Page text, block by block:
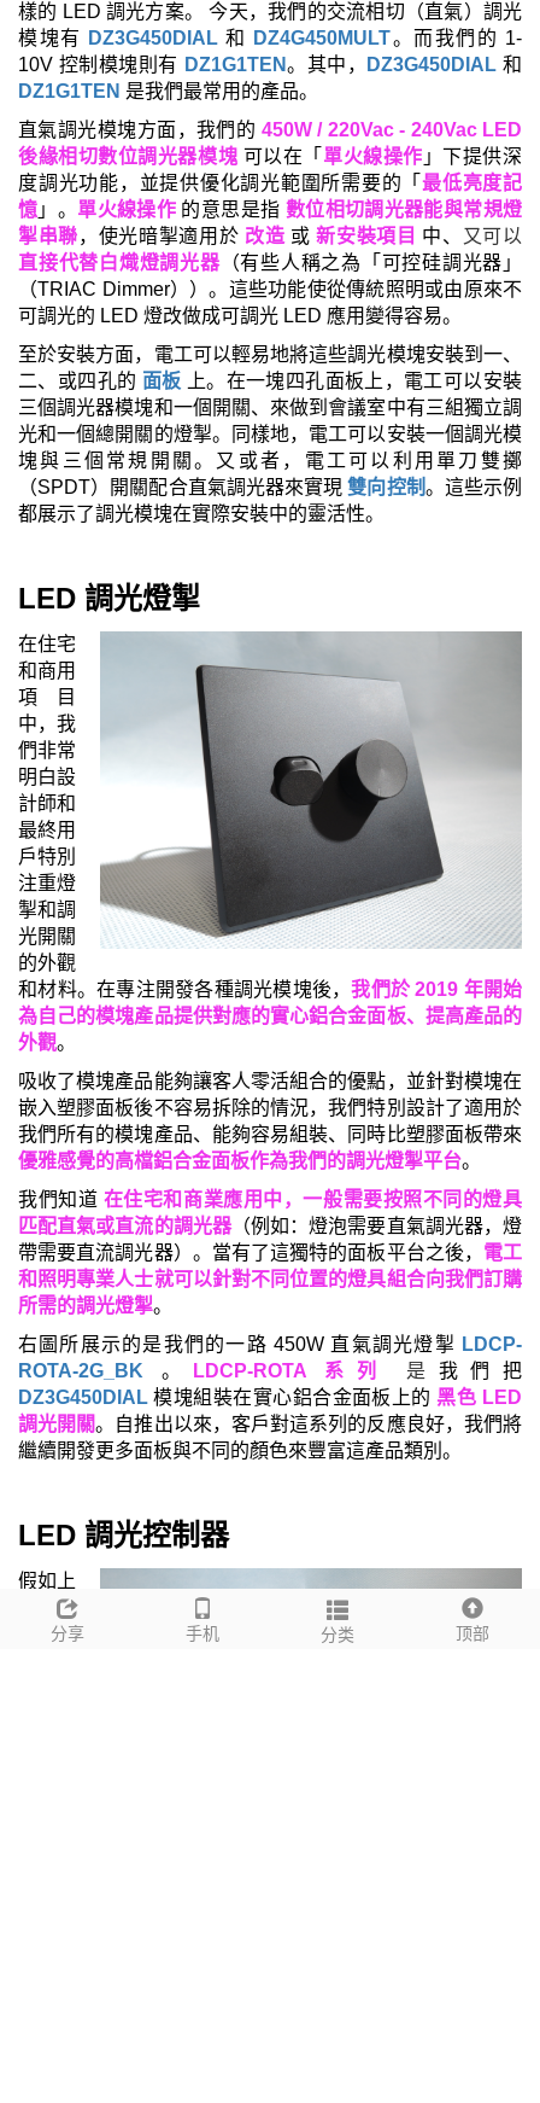
樣的 LED 調光方案。 今天，我們的交流相切（直氣）調光
模塊有
DZ3G450DIAL 和 DZ4G450MULT。而我們的 1-
10V 控制模塊則有 DZ1G1TEN。其中， DZ3G450DIAL 和
DZ1G1TEN 是我們最常用的產品。
直氣調光模塊方面 ，我們的 450W / 220Vac - 240Vac LED
後緣相切數位調光器模塊 可以在 「 單火線操作 」下提供深
度調光功能，並提供優化調光範圍所需要的 「 最低亮度記
憶 」 。 單火線操作 的意思是指 數位相切調光器能與常規燈
掣串聯，使光暗掣適用於 改造 或新安裝項目 中、 又可以
直接代替白熾燈調光器（有些人稱之為 「 可控硅調光器 」
（TRIAC Dimmer））。這些功能使從傳統照明或由原來不
可調光的 LED 燈改做成可調光 LED 應用變得容易。
至於安裝方面，電工可以輕易地將這些調光模塊安裝到一、
二、或四孔的 面板 上。在一塊四孔面板上，電工可以安裝
三個調光器模塊和一個開關、來做到會議室中有三組獨立調
光和一個總開關的燈掣。同樣地，電工可以安裝一個調光模
塊與三個常規開關。又或者，電工可以利用單刀雙擲
（SPDT）開關配合直氣調光器來實現雙向控制。這些示例
都展示了調光模塊在實際安裝中的靈活性。
LED 調光燈掣
在住宅
和商用
項目
中，我
們非常
明白設
計師和
最終用
戶特別
注重燈
掣和調
光開關
的外觀
和材料。在專注開發各種調光模塊後，我們於 2019 年開始
為自己的模塊產品提供對應的實心鋁合金面板、提高產品的
外觀。
吸收了模塊產品能夠讓客人零活組合的優點，並針對模塊在
嵌入塑膠面板後不容易拆除的情況，我們特別設計了適用於
我們所有的模塊產品、 能夠容易組裝、同時比塑膠面板帶來
優雅感覺的高檔鋁合金面板作為我們的調光燈掣平台。
我們知道 在住宅和商業應用中，一般需要按照不同的燈具
匹配直氣或直流的調光器（例如：燈泡需要直氣調光器，燈
帶需要直流調光器）。當有了這獨特的面板平台之後， 電工
和照明專業人士就可以針對不同位置的燈具組合向我們訂購
所需的調光燈掣。
右圖所展示的是我們的一路 450W 直氣調光燈掣 LDCP-
ROTA-2G_BK
。 LDCP-ROTA 系列 是 我們把
DZ3G450DIAL 模塊組裝在實心鋁合金面板上的黑色 LED
調光開關。自推出以來，客戶對這系列的反應良好，我們將
繼續開發更多面板與不同的顏色來豐富這產品類別。
LED 調光控制器
假如上
述的
調光模
分享 手机 分类 顶部